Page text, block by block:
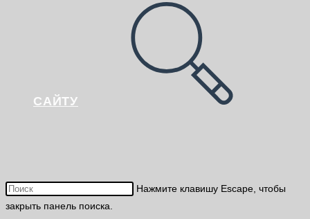
САЙТУ
Нажмите клавишу Escape, чтобы
закрыть панель поиска.